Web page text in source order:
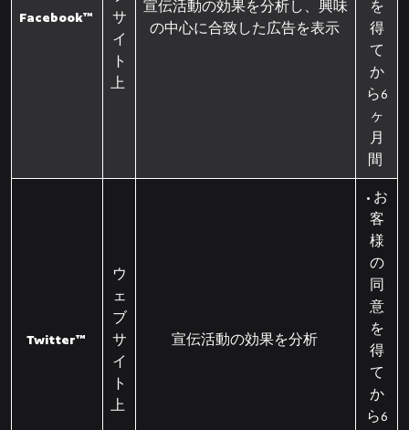
Facebook™
サ
イ
ト
上
宣伝活動の効果を分析し、興味
の中心に合致した広告を表示
を
得
て
か
ら6
ヶ
月
間
Twitter™
ウ
ェ
ブ
サ
イ
ト
上
宣伝活動の効果を分析
• お
客
様
の
同
意
を
得
て
か
ら6